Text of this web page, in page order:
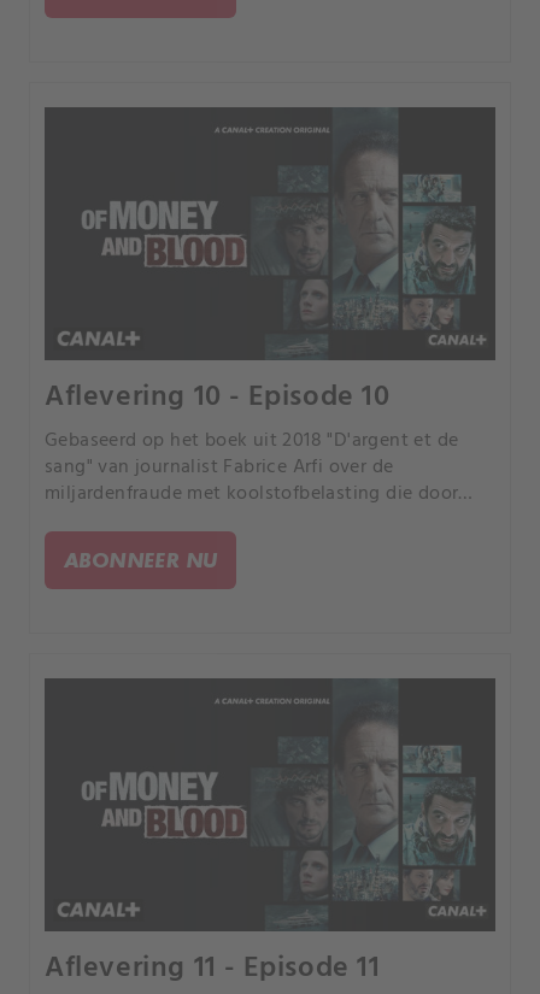
Aflevering 10 - Episode 10
Gebaseerd op het boek uit 2018 "D'argent et de
sang" van journalist Fabrice Arfi over de
miljardenfraude met koolstofbelasting die door
genoemd.
ABONNEER NU
Aflevering 11 - Episode 11